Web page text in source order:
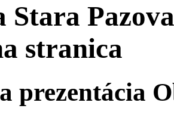
Stara
stranica
prezentácia